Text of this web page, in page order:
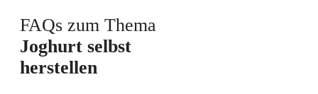
FAQs zum Thema
Joghurt selbst
herstellen